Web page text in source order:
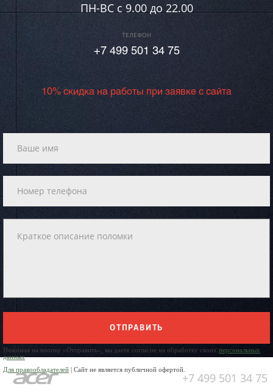
ПН-ВC c 9.00 до 22.00
ТЕЛЕФОН
+7 499 501 34 75
10% скидка на работы при заявке с сайта
ОТПРАВИТЬ
Нажимая на кнопку «Отправить», вы даете согласие на обработку своих персональных
данных
Для правообладателей | Сайт не является публичной офертой.
+7 499 501 34 75